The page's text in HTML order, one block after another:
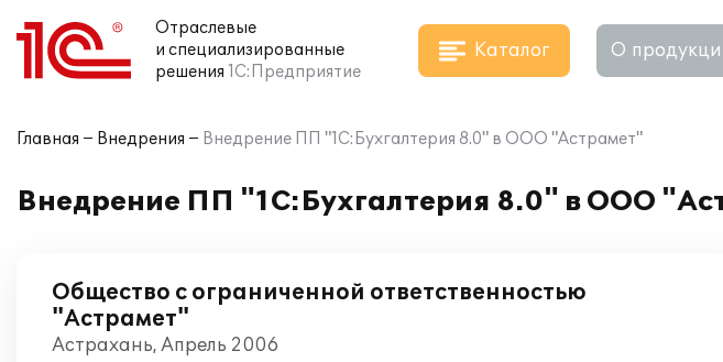
Отраслевые
и специализированные
решения 1С:Предприятие
Каталог О
Главная Внедрения Внедрение ПП "1С:Бухгалтерия 8.0" в ООО "Астрамет"
Внедрение ПП "1С:Бухгалтерия 8.0" в ООО
Общество с ограниченной ответственностью
"Астрамет"
Астрахань, Апрель 2006